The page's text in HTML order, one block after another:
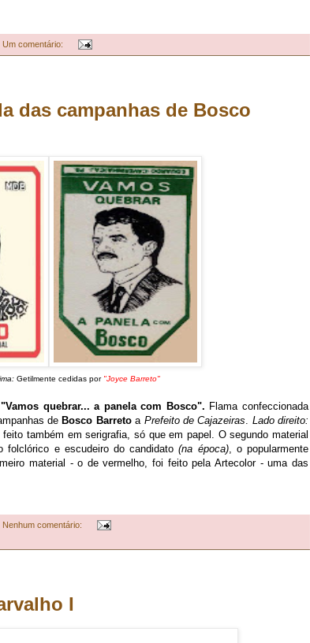
Um comentário:
das campanhas de Bosco
Getilmente cedidas por "Joyce Barreto"
"Vamos quebrar... a panela com Bosco". Flama confeccionada
de Bosco Barretoa Prefeito de Cajazeiras
Lado direito:
feito também em serigrafia, só que em papel. O segundo material
folclórico e escudeiro do candidato(na época), o popularmente
material - o de vermelho, foi feito pela Artecolor - uma das
Nenhum comentário:
I